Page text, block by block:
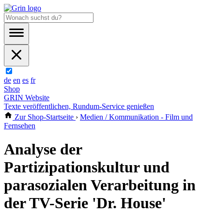
de en es fr
Shop
GRIN Website
Texte veröffentlichen, Rundum-Service genießen
Zur Shop-Startseite › Medien / Kommunikation - Film und
Fernsehen
Analyse der
Partizipationskultur und
parasozialen Verarbeitung in
der TV-Serie 'Dr. House'